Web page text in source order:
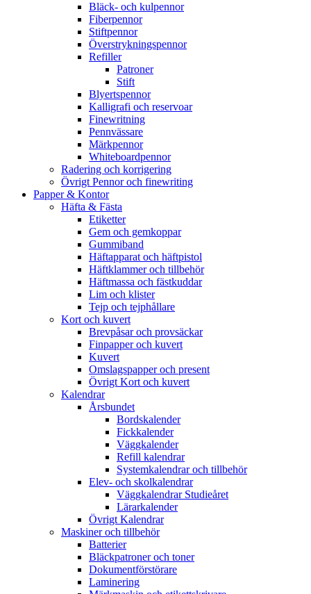
Bläck- och kulpennor
Fiberpennor
Stiftpennor
Överstrykningspennor
Refiller
Patroner
Stift
Blyertspennor
Kalligrafi och reservoar
Finewritning
Pennvässare
Märkpennor
Whiteboardpennor
Radering och korrigering
Övrigt Pennor och finewriting
Papper & Kontor
Häfta & Fästa
Etiketter
Gem och gemkoppar
Gummiband
Häftapparat och häftpistol
Häftklammer och tillbehör
Häftmassa och fästkuddar
Lim och klister
Tejp och tejphållare
Kort och kuvert
Brevpåsar och provsäckar
Finpapper och kuvert
Kuvert
Omslagspapper och present
Övrigt Kort och kuvert
Kalendrar
Årsbundet
Bordskalender
Fickkalender
Väggkalender
Refill kalendrar
Systemkalendrar och tillbehör
Elev- och skolkalendrar
Väggkalendrar Studieåret
Lärarkalender
Övrigt Kalendrar
Maskiner och tillbehör
Batterier
Bläckpatroner och toner
Dokumentförstörare
Laminering